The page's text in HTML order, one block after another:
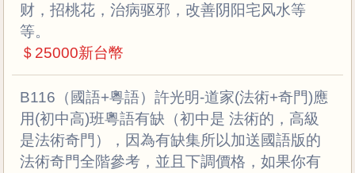
财，招桃花，治病驱邪，改善阴阳宅风水等
等。
＄25000新台幣
B116（國語+粵語）許光明-道家(法術+奇門)應
用(初中高)班粵語有缺（初中是 法術的，高級
是法術奇門），因為有缺集所以加送國語版的
法術奇門全階參考，並且下調價格，如果你有